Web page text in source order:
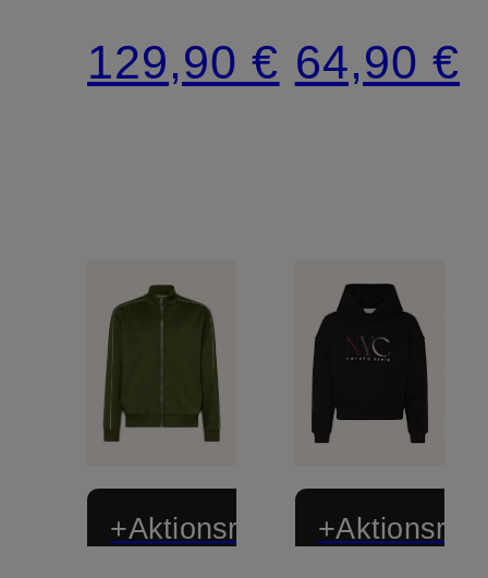
129,90 € 64,90 €
+Aktionsrabatt